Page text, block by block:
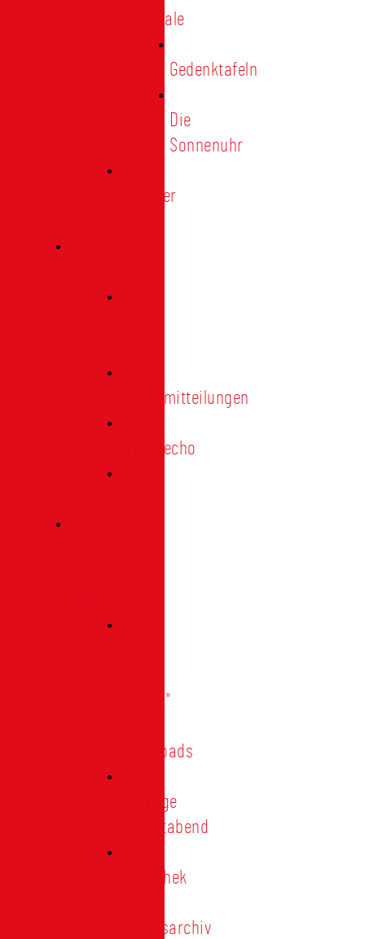
Denkmale
Gedenktafeln
Die
Sonnenuhr
Ratinger
Pressemitteilungen
Presseecho
"digital"
Downloads
Vorträge
Heimatabend
Bibliothek
Vereinsarchiv